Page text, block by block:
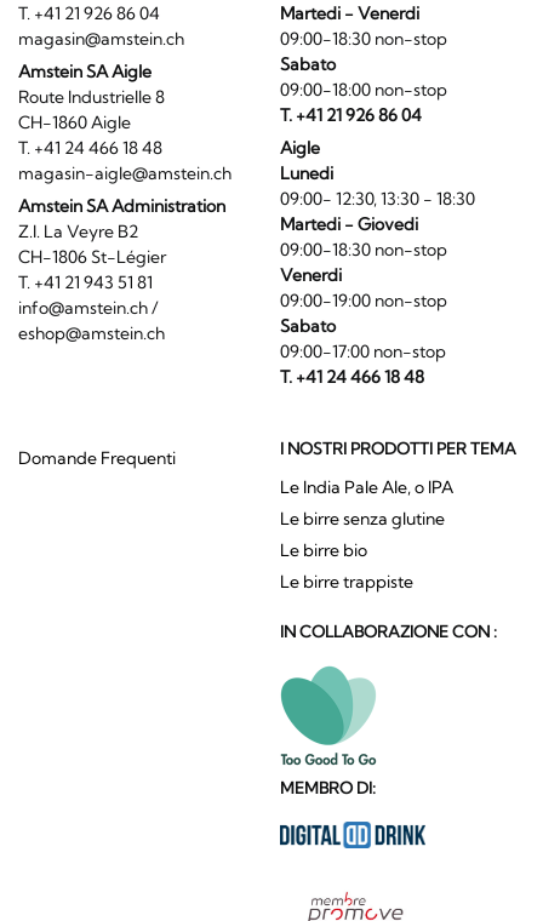
T. +41 21 926 86 04
magasin@amstein.ch
Amstein SA Aigle
Route Industrielle 8
CH-1860 Aigle
T. +41 24 466 18 48
magasin-aigle@amstein.ch
Amstein SA Administration
Z.I. La Veyre B2
CH-1806 St-Légier
T. +41 21 943 51 81
info@amstein.ch/
eshop@amstein.ch
Martedi - Venerdi
09:00-18:30 non-stop
Sabato
09:00-18:00 non-stop
T. +41 21 926 86 04
Aigle
Lunedi
09:00- 12:30, 13:30 - 18:30
Martedi - Giovedi
09:00-18:30 non-stop
Venerdi
09:00-19:00 non-stop
Sabato
09:00-17:00 non-stop
T. +41 24 466 18 48
Domande Frequenti I NOSTRI PRODOTTI PER TEMA
Le India Pale Ale, o IPA
Le birre senza glutine
Le birre bio
Le birre trappiste
IN COLLABORAZIONE CON :
MEMBRO DI: